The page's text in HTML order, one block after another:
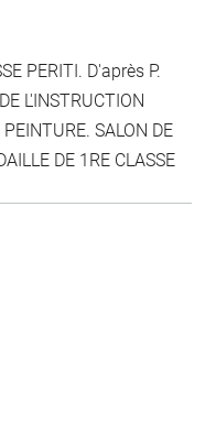
PERITI. D'après P.
L'INSTRUCTION
SALON DE
DE 1RE CLASSE